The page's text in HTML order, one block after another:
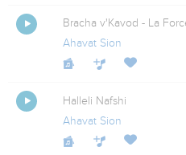
Bracha v'Kavod - La
Ahavat Sion
Halleli Nafshi
Ahavat Sion